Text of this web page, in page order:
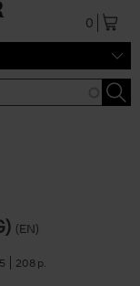
0
(EN)
208